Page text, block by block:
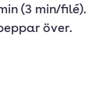
(3 min/filé).
över.